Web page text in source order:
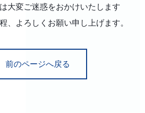
大変ご迷惑をおかけいたします
、よろしくお願い申し上げます。
前のページへ戻る